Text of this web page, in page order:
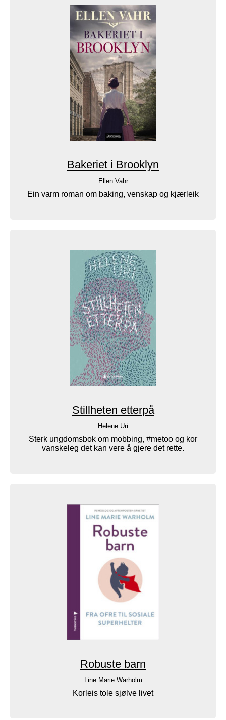
Bakeriet i Brooklyn
Ellen Vahr
Ein varm roman om baking, venskap og kjærleik
Stillheten etterpå
Helene Uri
Sterk ungdomsbok om mobbing, #metoo og kor
vanskeleg det kan vere å gjere det rette.
Robuste barn
Line Marie Warholm
Korleis tole sjølve livet